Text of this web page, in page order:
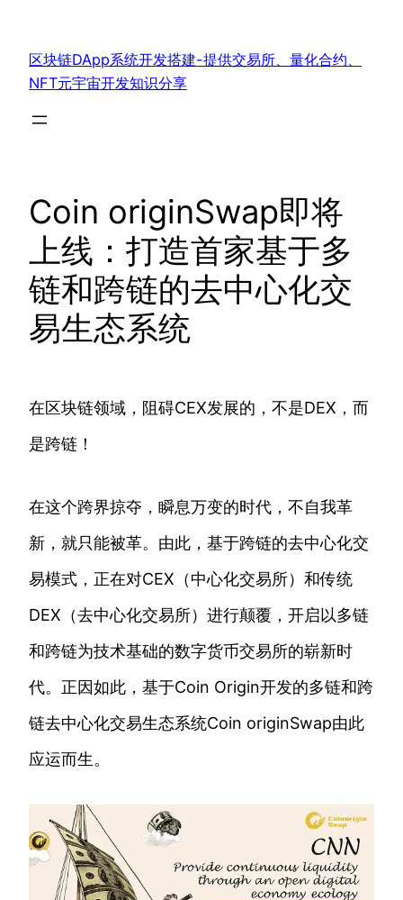
区块链DApp系统开发搭建-提供交易所、量化合约、
NFT元宇宙开发知识分享
Coin originSwap即将
上线：打造首家基于多
链和跨链的去中心化交
易生态系统
在区块链领域，阻碍CEX发展的，不是DEX，而
是跨链！
在这个跨界掠夺，瞬息万变的时代，不自我革
新，就只能被革。由此，基于跨链的去中心化交
易模式，正在对CEX（中心化交易所）和传统
DEX（去中心化交易所）进行颠覆，开启以多链
和跨链为技术基础的数字货币交易所的崭新时
代。正因如此，基于Coin Origin开发的多链和跨
链去中心化交易生态系统Coin originSwap由此
应运而生。